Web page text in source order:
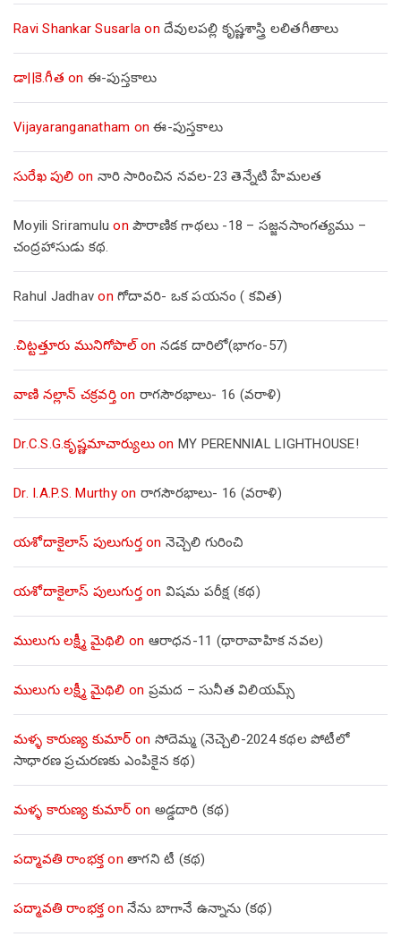
Ravi Shankar Susarla on దేవులపల్లి కృష్ణశాస్త్రి లలితగీతాలు
డా||కె.గీత on ఈ-పుస్తకాలు
Vijayaranganatham onఈ-పుస్తకాలు
సురేఖ పులి on నారి సారించిన నవల-23 తెన్నేటి హేమలత
Moyili Sriramulu on పౌరాణిక గాథలు -18 – సజ్జనసాంగత్యము –
చంద్రహాసుడు కథ.
Rahul Jadhav on గోదావరి- ఒక పయనం ( కవిత)
.చిట్టత్తూరు మునిగోపాల్on నడక దారిలో(భాగం-57)
వాణి నల్లాన్ చక్రవర్తిon రాగసౌరభాలు- 16 (వరాళి)
Dr.C.S.G.కృష్ణమాచార్యులుon MY PERENNIAL LIGHTHOUSE!
Dr. I.A.P.S. Murthyon రాగసౌరభాలు- 16 (వరాళి)
యశోదాకైలాస్ పులుగుర్తon నెచ్చెలి గురించి
యశోదాకైలాస్ పులుగుర్తon విషమ పరీక్ష (క‌థ‌)
ములుగు లక్ష్మీ మైథిలి on ఆరాధన-11 (ధారావాహిక నవల)
ములుగు లక్ష్మీ మైథిలి on ప్రమద – సునీత విలియమ్స్
మళ్ళ కారుణ్య కుమార్ on సోదెమ్మ (నెచ్చెలి-2024 కథల పోటీలో
సాధారణ ప్రచురణకు ఎంపికైన కథ)
మళ్ళ కారుణ్య కుమార్ on అడ్డదారి (కథ)
పద్మావతి రాంభక్తon తాగని టీ (కథ)
పద్మావతి రాంభక్తon నేను బాగానే ఉన్నాను (క‌థ‌)